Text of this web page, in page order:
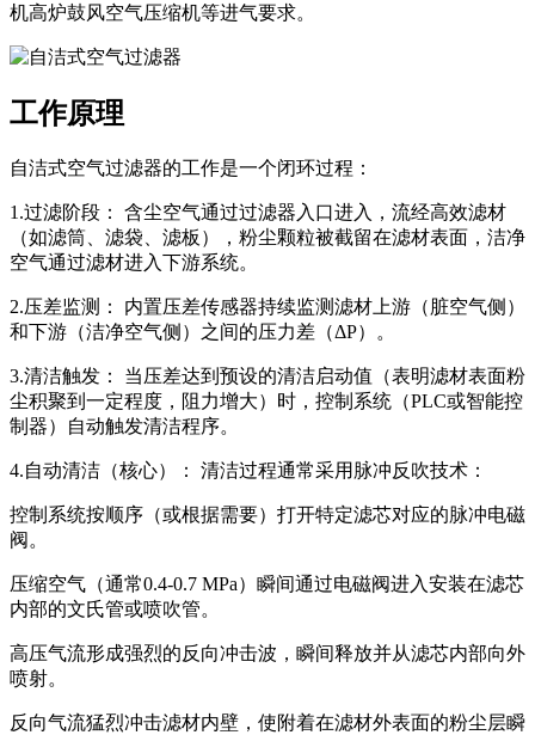
机高炉鼓风空气压缩机等进气要求。
工作原理
自洁式空气过滤器的工作是一个闭环过程：
1.过滤阶段： 含尘空气通过过滤器入口进入，流经高效滤材
（如滤筒、滤袋、滤板），粉尘颗粒被截留在滤材表面，洁净
空气通过滤材进入下游系统。
2.压差监测： 内置压差传感器持续监测滤材上游（脏空气侧）
和下游（洁净空气侧）之间的压力差（ΔP）。
3.清洁触发： 当压差达到预设的清洁启动值（表明滤材表面粉
尘积聚到一定程度，阻力增大）时，控制系统（PLC或智能控
制器）自动触发清洁程序。
4.自动清洁（核心）： 清洁过程通常采用脉冲反吹技术：
控制系统按顺序（或根据需要）打开特定滤芯对应的脉冲电磁
阀。
压缩空气（通常0.4-0.7 MPa）瞬间通过电磁阀进入安装在滤芯
内部的文氏管或喷吹管。
高压气流形成强烈的反向冲击波，瞬间释放并从滤芯内部向外
喷射。
反向气流猛烈冲击滤材内壁，使附着在滤材外表面的粉尘层瞬